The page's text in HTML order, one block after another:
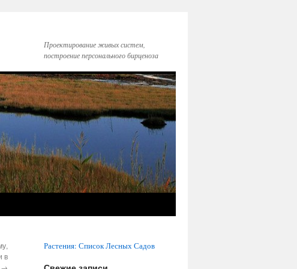
Проектирование живых систем,
построение персонального бирценоза
в
→
Растения: Список Лесных Садов